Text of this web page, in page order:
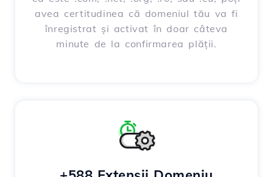
avea certitudinea că domeniul tău va fi
înregistrat și activat în doar câteva
minute de la confirmarea plății.